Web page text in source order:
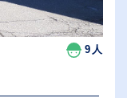
9人